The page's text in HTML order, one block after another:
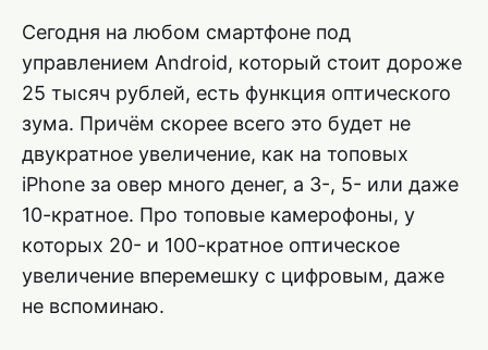
Сегодня на любом смартфоне под
управлением Android, который стоит дороже
25 тысяч рублей, есть функция оптического
зума. Причём скорее всего это будет не
двукратное увеличение, как на топовых
iPhone за овер много денег, а 3-, 5- или даже
10-кратное. Про топовые камерофоны, у
которых 20- и 100-кратное оптическое
увеличение вперемешку с цифровым, даже
не вспоминаю.